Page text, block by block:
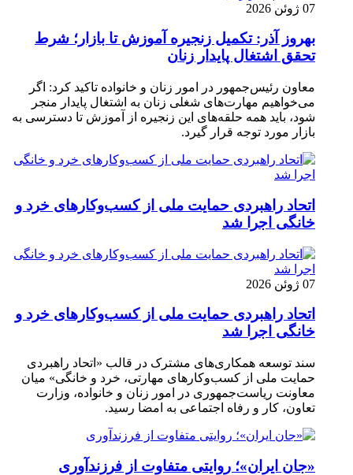
07 ژوئن 2026
بهروز آذر: تکمیل زنجیره آموزش تا بازار؛ شرط
تحقق اشتغال پایدار زنان
معاون رئیس‌جمهور در امور زنان و خانواده تاکید کرد: اگر
می‌خواهیم مهارت‌های شغلی زنان به اشتغال پایدار منجر
شود، باید همه حلقه‌های این زنجیره از آموزش تا دسترسی به
بازار مورد توجه قرار گیرد.
اتحاد راهبردی حمایت ملی از کسب‌وکارهای خرد و
خانگی اجرا شد
07 ژوئن 2026
اتحاد راهبردی حمایت ملی از کسب‌وکارهای خرد و
خانگی اجرا شد
سند توسعه همکاری‌های مشترک در قالب «اتحاد راهبردی
حمایت ملی از کسب‌وکارهای مهارتی، خرد و خانگی» میان
معاونت ریاست‌جمهوری در امور زنان و خانواده، وزارت
تعاون، کار و رفاه اجتماعی به امضا رسید.
«جان ایران»؛ روایتی متفاوت از فرزندآوری